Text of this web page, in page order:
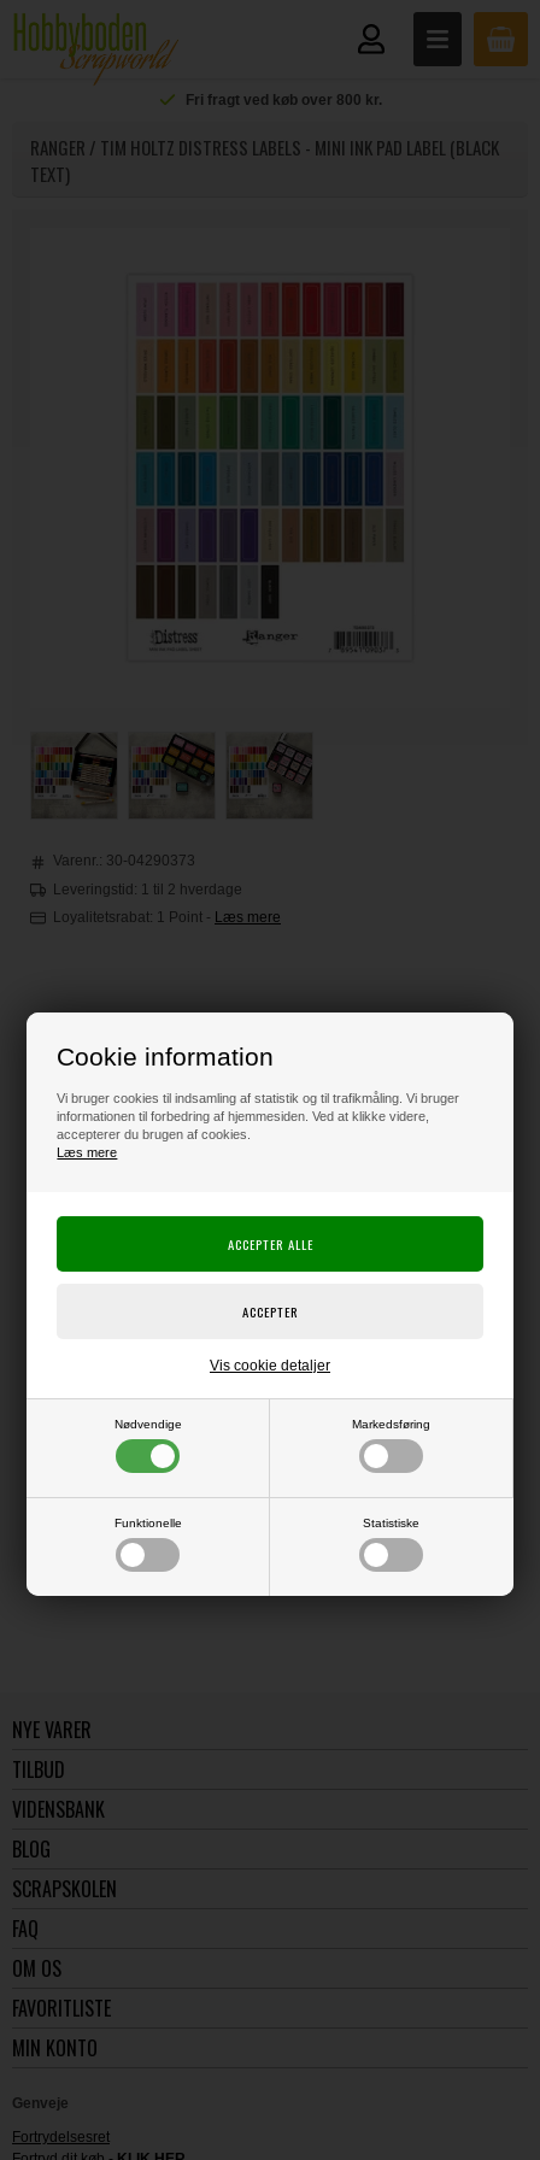
Cookie information
Vi bruger cookies til indsamling af statistik og til trafikmåling. Vi bruger
informationen til forbedring af hjemmesiden. Ved at klikke videre,
accepterer du brugen af cookies.
Læs mere
Nødvendige Markedsføring
Funktionelle Statistiske
Vis cookie detaljer
Fri fragt ved køb over 800 kr.
RANGER / TIM HOLTZ DISTRESS LABELS - MINI INK PAD LABEL (BLACK
TEXT)
Varenr.: 30-04290373
Leveringstid: 1 til 2 hverdage
Loyalitetsrabat: 1 Point - Læs mere
42,00DKK
Se billederne for inspiration til hvad du f.eks. kan bruge dem til.
Pakke med 1 ark.
LÆS OG BLIV INSPIRERET
NYE VARER
TILBUD
VIDENSBANK
BLOG
SCRAPSKOLEN
FAQ
OM OS
FAVORITLISTE
MIN KONTO
Genveje
Fortrydelsesret